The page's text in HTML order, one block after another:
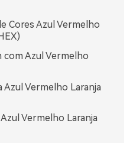
Cores Azul Vermelho
com Azul Vermelho
Azul Vermelho Laranja
Vermelho Laranja